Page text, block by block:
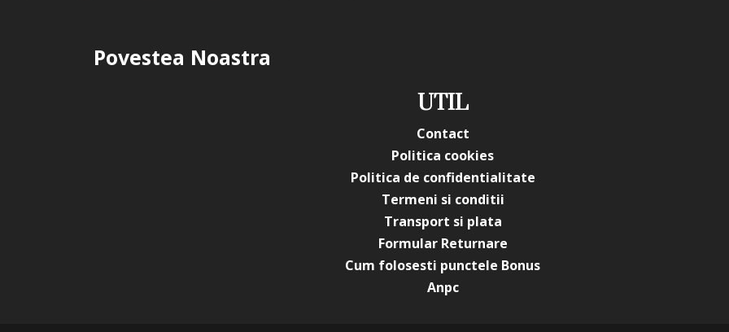
Povestea Noastra
UTIL
Contact
Politica cookies
Politica de confidentialitate
Termeni si conditii
Transport si plata
Formular Returnare
Cum folosesti punctele Bonus
Anpc